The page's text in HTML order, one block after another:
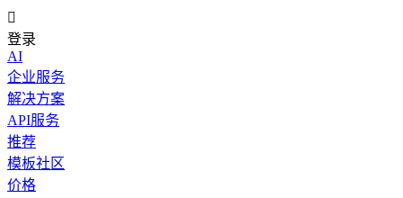

登录
AI
企业服务
解决方案
API服务
推荐
模板社区
价格